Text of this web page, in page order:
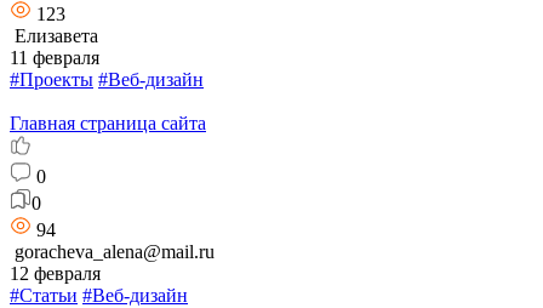
123
Елизавета
11 февраля
#Проекты #Веб-дизайн
Главная страница сайта
0
0
94
goracheva_alena@mail.ru
12 февраля
#Статьи #Веб-дизайн